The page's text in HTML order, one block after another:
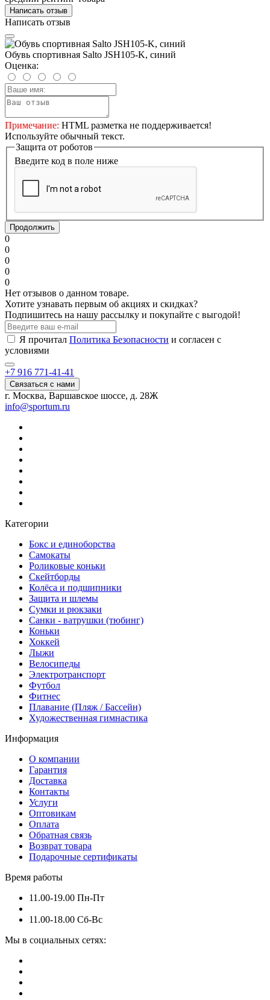
Написать отзыв
Написать отзыв
Обувь спортивная Salto JSH105-K, синий
Оценка:
Примечание: HTML разметка не поддерживается!
Используйте обычный текст.
Защита от роботов
Введите код в поле ниже
Продолжить
0
0
0
0
0
Нет отзывов о данном товаре.
Хотите узнавать первым об акциях и скидках?
Подпишитесь на нашу рассылку и покупайте с выгодой!
Я прочитал Политика Безопасности и согласен с
условиями
+7 916 771-41-41
Связаться с нами
г. Москва, Варшавское шоссе, д. 28Ж
info@sportum.ru
Категории
Бокс и единоборства
Самокаты
Роликовые коньки
Скейтборды
Колёса и подшипники
Защита и шлемы
Сумки и рюкзаки
Санки - ватрушки (тюбинг)
Коньки
Хоккей
Лыжи
Велосипеды
Электротранспорт
Футбол
Фитнес
Плавание (Пляж / Бассейн)
Художественная гимнастика
Информация
О компании
Гарантия
Доставка
Контакты
Услуги
Оптовикам
Оплата
Обратная связь
Возврат товара
Подарочные сертификаты
Время работы
11.00-19.00 Пн-Пт
11.00-18.00 Сб-Вс
Мы в социальных сетях: